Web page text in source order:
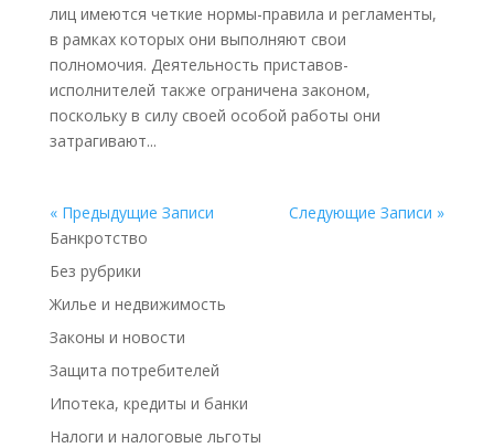
лиц имеются четкие нормы-правила и регламенты,
в рамках которых они выполняют свои
полномочия. Деятельность приставов-
исполнителей также ограничена законом,
поскольку в силу своей особой работы они
затрагивают...
« Предыдущие Записи
Следующие Записи »
Банкротство
Без рубрики
Жилье и недвижимость
Законы и новости
Защита потребителей
Ипотека, кредиты и банки
Налоги и налоговые льготы